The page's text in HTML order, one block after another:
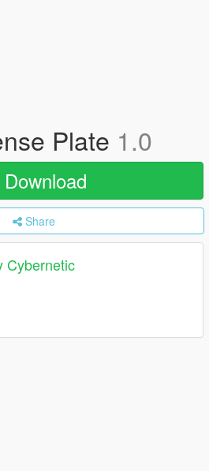
Plate 1.0
Download
Share
Cybernetic